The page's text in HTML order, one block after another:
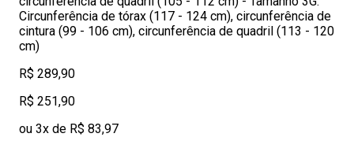
Circunferência de tórax (117 - 124 cm), circunferência de
cintura (99 - 106 cm), circunferência de quadril (113 - 120
cm)
R$ 289,90
R$ 251,90
ou 3x de R$ 83,97